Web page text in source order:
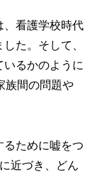
、看護学校時代
た。そして、
いるかのように
族間の問題や
るために嘘をつ
近づき、どん